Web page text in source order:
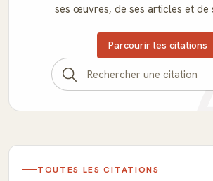
ses œuvres, de ses articles et de
Parcourir les citations
TOUTES LES CITATIONS